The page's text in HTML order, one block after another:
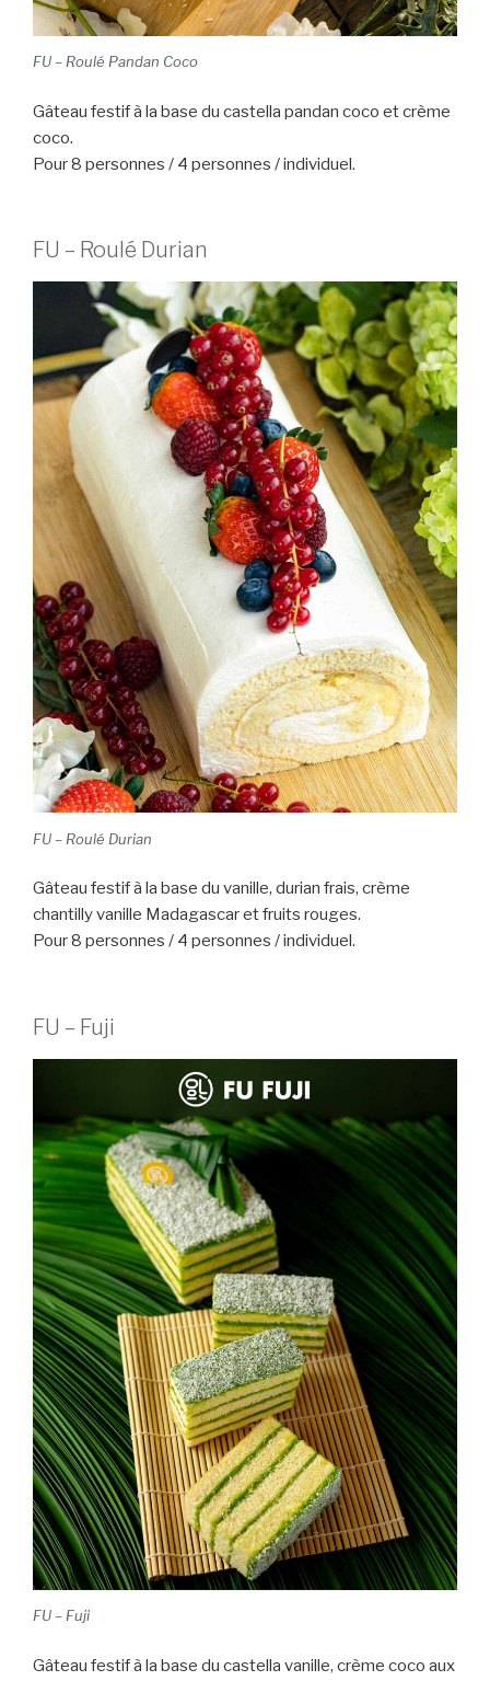
FU – Roulé Pandan Coco
Gâteau festif à la base du castella pandan coco et crème
coco.
Pour 8 personnes / 4 personnes / individuel.
FU – Roulé Durian
FU – Roulé Durian
Gâteau festif à la base du vanille, durian frais, crème
chantilly vanille Madagascar et fruits rouges.
Pour 8 personnes / 4 personnes / individuel.
FU – Fuji
FU – Fuji
Gâteau festif à la base du castella vanille, crème coco aux